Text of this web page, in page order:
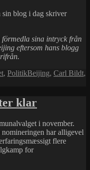
sin blog i dag skriver
sina intryck från
eftersom hans blogg
, PolitikTags
Beijing, Carl Bildt,
klar
i november.
har alligevel
flere
for